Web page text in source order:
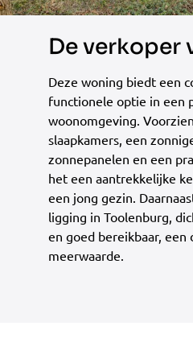
De verkoper
Deze woning biedt een
functionele optie in een
woonomgeving.
slaapkamers, een
zonnepanelen en een
het een aantrekkelijke
een jong gezin.
ligging in Toolenburg,
en goed bereikbaar, een
meerwaarde.